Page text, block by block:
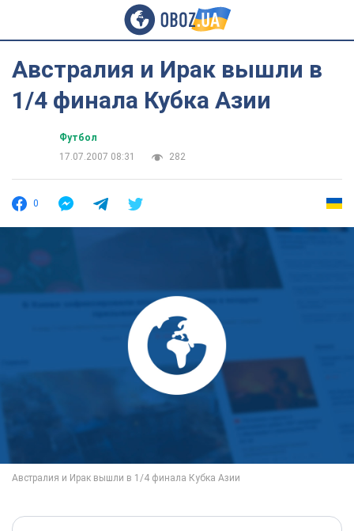
Австралия и Ирак вышли в
1/4 финала Кубка Азии
Футбол
17.07.2007 08:31
282
0